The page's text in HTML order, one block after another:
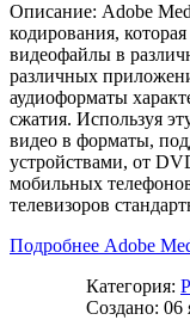
Описание: Adobe
кодирования,
видеофайлы в
различных
аудиоформаты
сжатия. Используя
видео в форматы,
устройствами, от
мобильных
телевизоров
Подробнее Adobe
Категория:
Создано: 06